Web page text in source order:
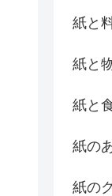
紙と
紙と
紙と
紙の
紙の